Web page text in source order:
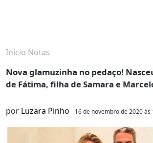
Início Notas
Nova glamuzinha no pedaço!
de Fátima, filha de Samara e
por Luzara Pinho 16 de novembro de 2020 às